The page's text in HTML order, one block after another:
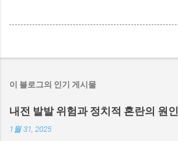
이 블로그의 인기 게시물
내전 발발 위험과 정치적 혼란의 원인
1월 31, 2025